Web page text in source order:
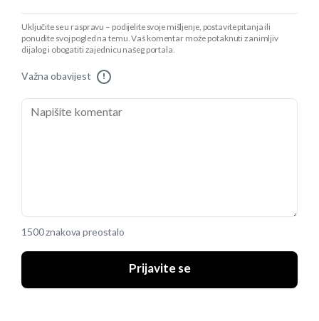
Uključite se u raspravu – podijelite svoje mišljenje, postavite pitanja ili
ponudite svoj pogled na temu. Vaš komentar može potaknuti zanimljiv
dijalog i obogatiti zajednicu našeg portala.
Važna obavijest !
1500 znakova preostalo
Prijavite se